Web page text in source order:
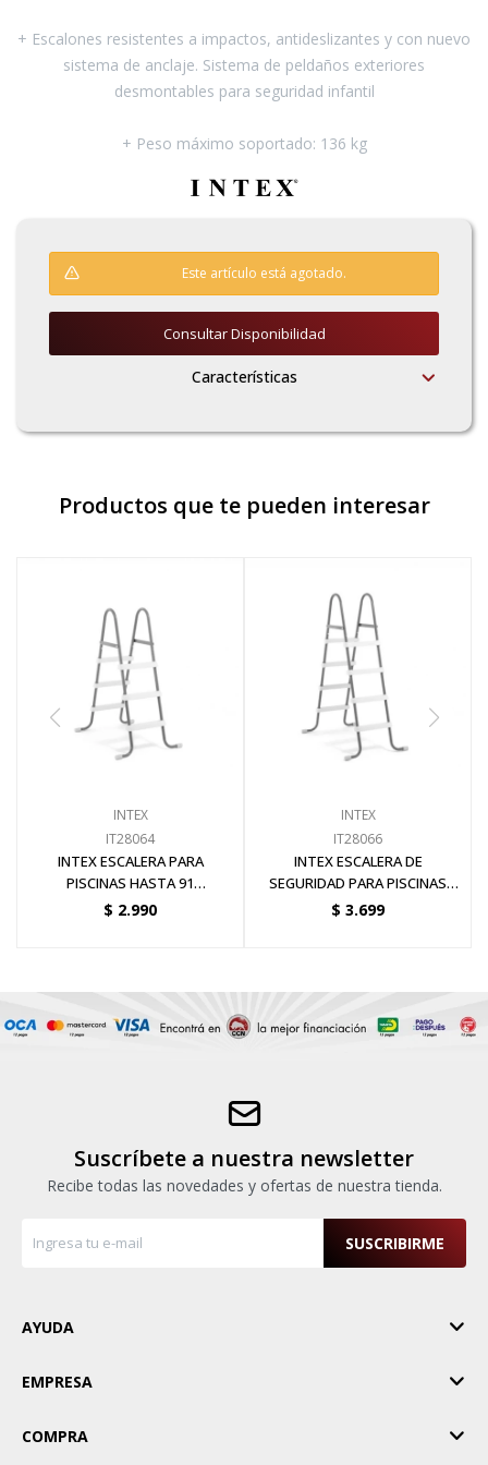
+ Escalones resistentes a impactos, antideslizantes y con nuevo
sistema de anclaje. Sistema de peldaños exteriores
desmontables para seguridad infantil
+ Peso máximo soportado: 136 kg
Este artículo está agotado.
Consultar Disponibilidad
Características
Productos que te pueden interesar
INTEX
IT28064
INTEX ESCALERA PARA
PISCINAS HASTA 91
CENTIMETROS DE ALTURA
$ 2.990
INTEX
IT28066
INTEX ESCALERA DE
SEGURIDAD PARA PISCINAS
HASTA 1.22 METROS DE
$ 3.699
Suscríbete a nuestra newsletter
Recibe todas las novedades y ofertas de nuestra tienda.
SUSCRIBIRME
AYUDA
EMPRESA
COMPRA
Pinturas y Accesorios
Soldadoras y Accesorios